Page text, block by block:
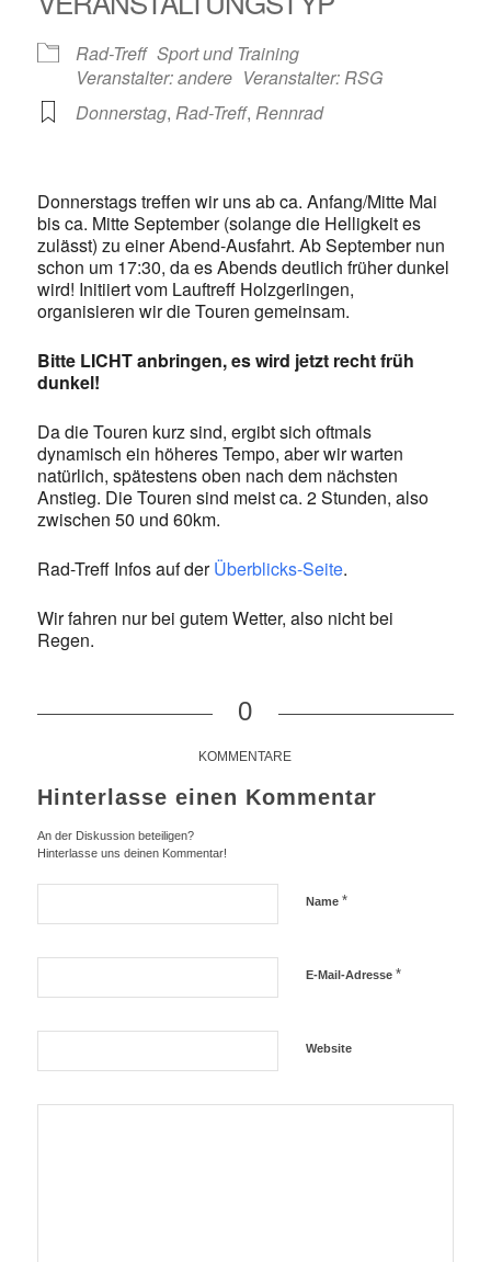
Rad-Treff Sport und Training
Veranstalter: andere Veranstalter: RSG
Donnerstag, Rad-Treff, Rennrad
Donnerstags treffen wir uns ab ca. Anfang/Mitte Mai
bis ca. Mitte September (solange die Helligkeit es
zulässt) zu einer Abend-Ausfahrt. Ab September nun
schon um 17:30, da es Abends deutlich früher dunkel
wird! Initiiert vom Lauftreff Holzgerlingen,
organisieren wir die Touren gemeinsam.
Bitte LICHT anbringen, es wird jetzt recht früh
dunkel!
Da die Touren kurz sind, ergibt sich oftmals
dynamisch ein höheres Tempo, aber wir warten
natürlich, spätestens oben nach dem nächsten
Anstieg. Die Touren sind meist ca. 2 Stunden, also
zwischen 50 und 60km.
Rad-Treff Infos auf derÜberblicks-Seite.
Wir fahren nur bei gutem Wetter, also nicht bei
Regen.
0
KOMMENTARE
Hinterlasse einen Kommentar
An der Diskussion beteiligen?
Hinterlasse uns deinen Kommentar!
Name *
E-Mail-Adresse *
Website